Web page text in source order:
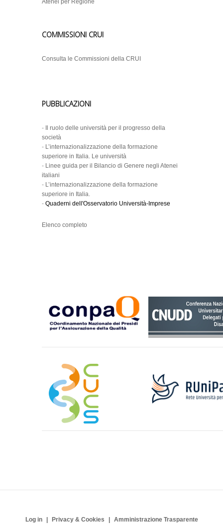
Atenei per Regione
COMMISSIONI CRUI
Consulta le Commissioni della CRUI
PUBBLICAZIONI
-
Il ruolo delle università per il progresso della
società
- L’internazionalizzazione della formazione
superiore in Italia. Le università
- Linee guida per il Bilancio di Genere negli Atenei
italiani
- L’internazionalizzazione della formazione
superiore in Italia.
- Quaderni dell'Osservatorio Università-Imprese
Elenco completo
Log in Privacy & Cookies Amministrazione Trasparente